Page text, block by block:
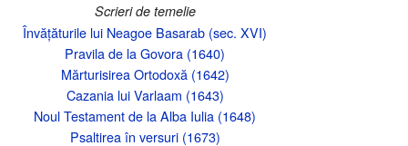
Scrieri de temelie
Învățăturile lui Neagoe Basarab (sec. XVI)
Pravila de la Govora (1640)
Mărturisirea Ortodoxă (1642)
Cazania lui Varlaam (1643)
Noul Testament de la Alba Iulia (1648)
Psaltirea în versuri (1673)